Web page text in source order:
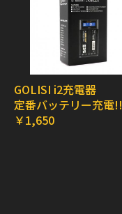
GOLISI i2充電器
定番バッテリー充電!!
￥1,650